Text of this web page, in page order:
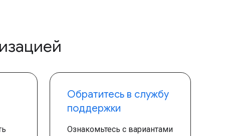
Обратитесь в службу
поддержки
Ознакомьтесь с вариантами